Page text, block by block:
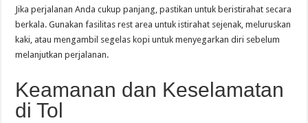
Jika perjalanan Anda cukup panjang, pastikan untuk beristirahat secara
berkala. Gunakan fasilitas rest area untuk istirahat sejenak, meluruskan
kaki, atau mengambil segelas kopi untuk menyegarkan diri sebelum
melanjutkan perjalanan.
Keamanan dan Keselamatan
di Tol